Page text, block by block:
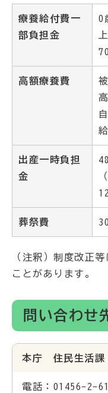
療養給付費一
部負担金
0
高額療養費
出産一時負担
金
葬祭費
（注釈）制度改正
ことがあります。
問い合わせ
本庁 住民生活課
電話：01456-2-